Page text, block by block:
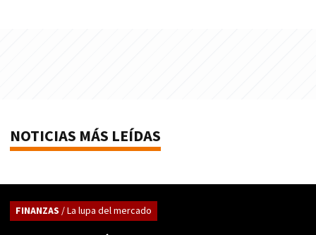
NOTICIAS MÁS LEÍDAS
FINANZAS / La lupa del mercado